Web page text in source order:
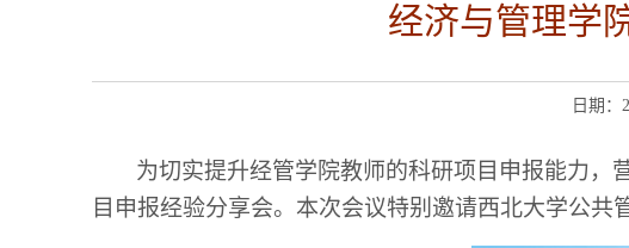
经济与管理学
日期：
为切实提升经管学院教师的科研项目申报能力，
目申报经验分享会。本次会议特别邀请西北大学公共